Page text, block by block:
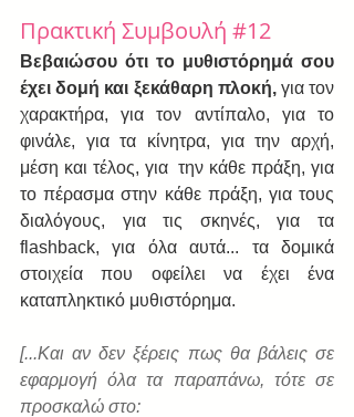
Πρακτική Συμβουλή #12
Βεβαιώσου ότι το μυθιστόρημά σου
έχει δομή και ξεκάθαρη πλοκή, για τον
χαρακτήρα, για τον αντίπαλο, για το
φινάλε, για τα κίνητρα, για την αρχή,
μέση και τέλος, για  την κάθε πράξη, για
το πέρασμα στην κάθε πράξη, για τους
διαλόγους, για τις σκηνές, για τα
flashback, για όλα αυτά... τα δομικά
στοιχεία που οφείλει να έχει ένα
καταπληκτικό μυθιστόρημα.
[...Και αν δεν ξέρεις πως θα βάλεις σε
εφαρμογή όλα τα παραπάνω, τότε σε
προσκαλώ στο: